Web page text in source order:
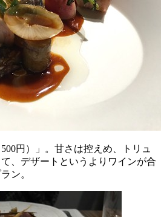
円）」。甘さは控えめ、トリュ
、デザートというよりワインが合
ン。